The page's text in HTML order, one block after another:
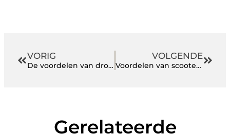
VORIG
De voordelen van drone inspecties
VOLGENDE
Voordelen van scooter onderhoud
Gerelateerde